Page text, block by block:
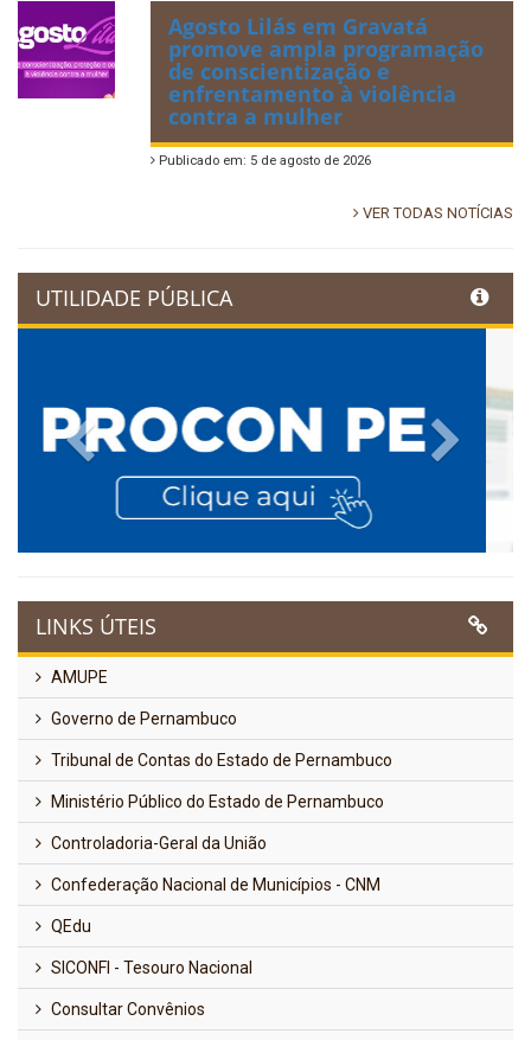
Agosto Lilás em Gravatá
promove ampla programação
de conscientização e
enfrentamento à violência
contra a mulher
Publicado em: 5 de agosto de 2026
VER TODAS NOTÍCIAS
UTILIDADE PÚBLICA
Previous
LINKS ÚTEIS
AMUPE
Governo de Pernambuco
Tribunal de Contas do Estado de Pernambuco
Ministério Público do Estado de Pernambuco
Controladoria-Geral da União
Confederação Nacional de Municípios - CNM
QEdu
SICONFI - Tesouro Nacional
Consultar Convênios